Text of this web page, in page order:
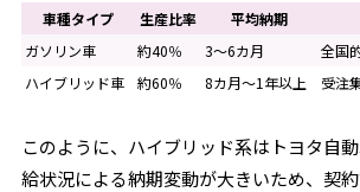
車種タイプ 生産比率 平均納期
ガソリン車
約40％ 3～6カ月
全国
ハイブリッド車
約60％ 8カ月～1年以上 受注
このように、ハイブリッド系はトヨタ自
給状況による納期変動が大きいため、契